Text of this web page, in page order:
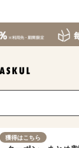
獲得はこちら